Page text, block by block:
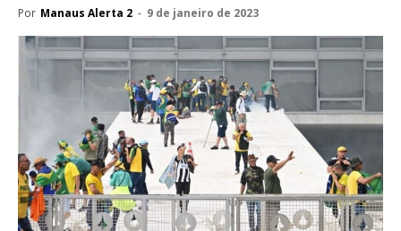
Por Manaus Alerta 2 - 9 de janeiro de 2023